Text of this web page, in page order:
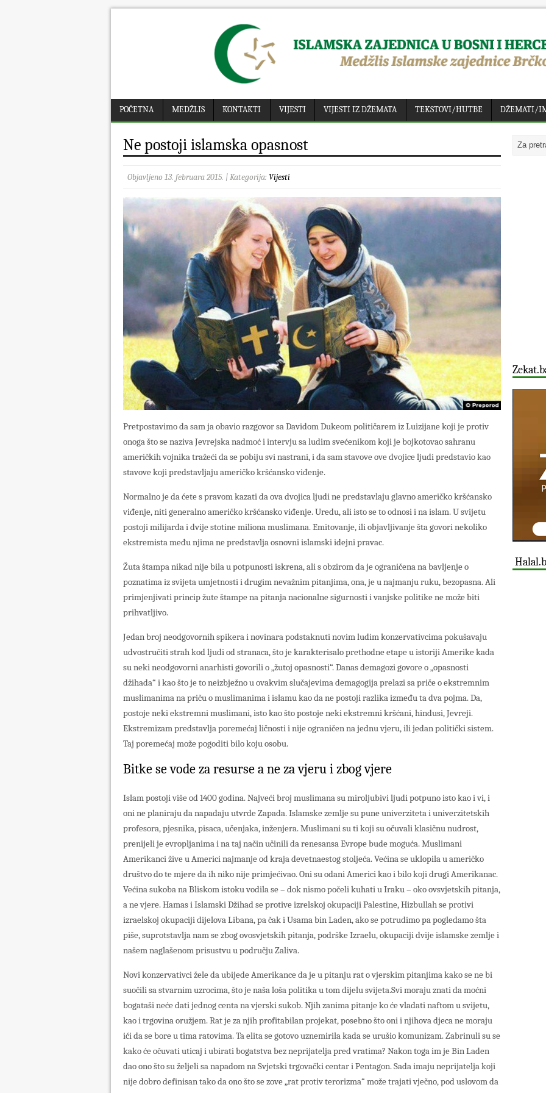
POČETNA MEDŽLIS KONTAKTI VIJESTI VIJESTI IZ DŽEMATA TEKSTOVI/HUTBE DŽEMATI/
Ne postoji islamska opasnost
Objavljeno 13. februara 2015. | Kategorija: Vijesti
Pretpostavimo da sam ja obavio razgovor sa Davidom Dukeom političarem iz Luizijane koji je protiv
onoga što se naziva Jevrejska nadmoć i intervju sa ludim svećenikom koji je bojkotovao sahranu
američkih vojnika tražeći da se pobiju svi nastrani, i da sam stavove ove dvojice ljudi predstavio kao
stavove koji predstavljaju američko kršćansko viđenje.
Normalno je da ćete s pravom kazati da ova dvojica ljudi ne predstavlaju glavno američko kršćansko
viđenje, niti generalno američko kršćansko viđenje. Uredu, ali isto se to odnosi i na islam. U svijetu
postoji milijarda i dvije stotine miliona muslimana. Emitovanje, ili objavljivanje šta govori nekoliko
ekstremista među njima ne predstavlja osnovni islamski idejni pravac.
Žuta štampa nikad nije bila u potpunosti iskrena, ali s obzirom da je ograničena na bavljenje o
poznatima iz svijeta umjetnosti i drugim nevažnim pitanjima, ona, je u najmanju ruku, bezopasna. Ali
primjenjivati princip žute štampe na pitanja nacionalne sigurnosti i vanjske politike ne može biti
prihvatljivo.
Jedan broj neodgovornih spikera i novinara podstaknuti novim ludim konzervativcima pokušavaju
udvostručiti strah kod ljudi od stranaca, što je karakterisalo prethodne etape u istoriji Amerike kada
su neki neodgovorni anarhisti govorili o „žutoj opasnosti“. Danas demagozi govore o „opasnosti
džihada“ i kao što je to neizbježno u ovakvim slučajevima demagogija prelazi sa priče o ekstremnim
muslimanima na priču o muslimanima i islamu kao da ne postoji razlika između ta dva pojma. Da,
postoje neki ekstremni muslimani, isto kao što postoje neki ekstremni kršćani, hindusi, Jevreji.
Ekstremizam predstavlja poremećaj ličnosti i nije ograničen na jednu vjeru, ili jedan politički sistem.
Taj poremećaj može pogoditi bilo koju osobu.
Bitke se vode za resurse a ne za vjeru i zbog vjere
Islam postoji više od 1400 godina. Najveći broj muslimana su miroljubivi ljudi potpuno isto kao i vi, i
oni ne planiraju da napadaju utvrde Zapada. Islamske zemlje su pune univerziteta i univerzitetskih
profesora, pjesnika, pisaca, učenjaka, inženjera. Muslimani su ti koji su očuvali klasičnu nudrost,
prenijeli je evropljanima i na taj način učinili da renesansa Evrope bude moguća. Muslimani
Amerikanci žive u Americi najmanje od kraja devetnaestog stoljeća. Većina se uklopila u američko
društvo do te mjere da ih niko nije primjećivao. Oni su odani Americi kao i bilo koji drugi Amerikanac.
Većina sukoba na Bliskom istoku vodila se – dok nismo počeli kuhati u Iraku – oko ovsvjetskih pitanja,
a ne vjere. Hamas i Islamski Džihad se protive izrelskoj okupaciji Palestine, Hizbullah se protivi
izraelskoj okupaciji dijelova Libana, pa čak i Usama bin Laden, ako se potrudimo pa pogledamo šta
piše, suprotstavlja nam se zbog ovosvjetskih pitanja, podrške Izraelu, okupaciji dvije islamske zemlje i
našem naglašenom prisustvu u području Zaliva.
Novi konzervativci žele da ubijede Amerikance da je u pitanju rat o vjerskim pitanjima kako se ne bi
suočili sa stvarnim uzrocima, što je naša loša politika u tom dijelu svijeta.Svi moraju znati da moćni
bogataši neće dati jednog centa na vjerski sukob. Njih zanima pitanje ko će vladati naftom u svijetu,
kao i trgovina oružjem. Rat je za njih profitabilan projekat, posebno što oni i njihova djeca ne moraju
ići da se bore u tima ratovima. Ta elita se gotovo uznemirila kada se urušio komunizam. Zabrinuli su se
kako će očuvati uticaj i ubirati bogatstva bez neprijatelja pred vratima? Nakon toga im je Bin Laden
dao ono što su željeli sa napadom na Svjetski trgovački centar i Pentagon. Sada imaju neprijatelja koji
nije dobro definisan tako da ono što se zove „rat protiv terorizma“ može trajati vječno, pod uslovom da